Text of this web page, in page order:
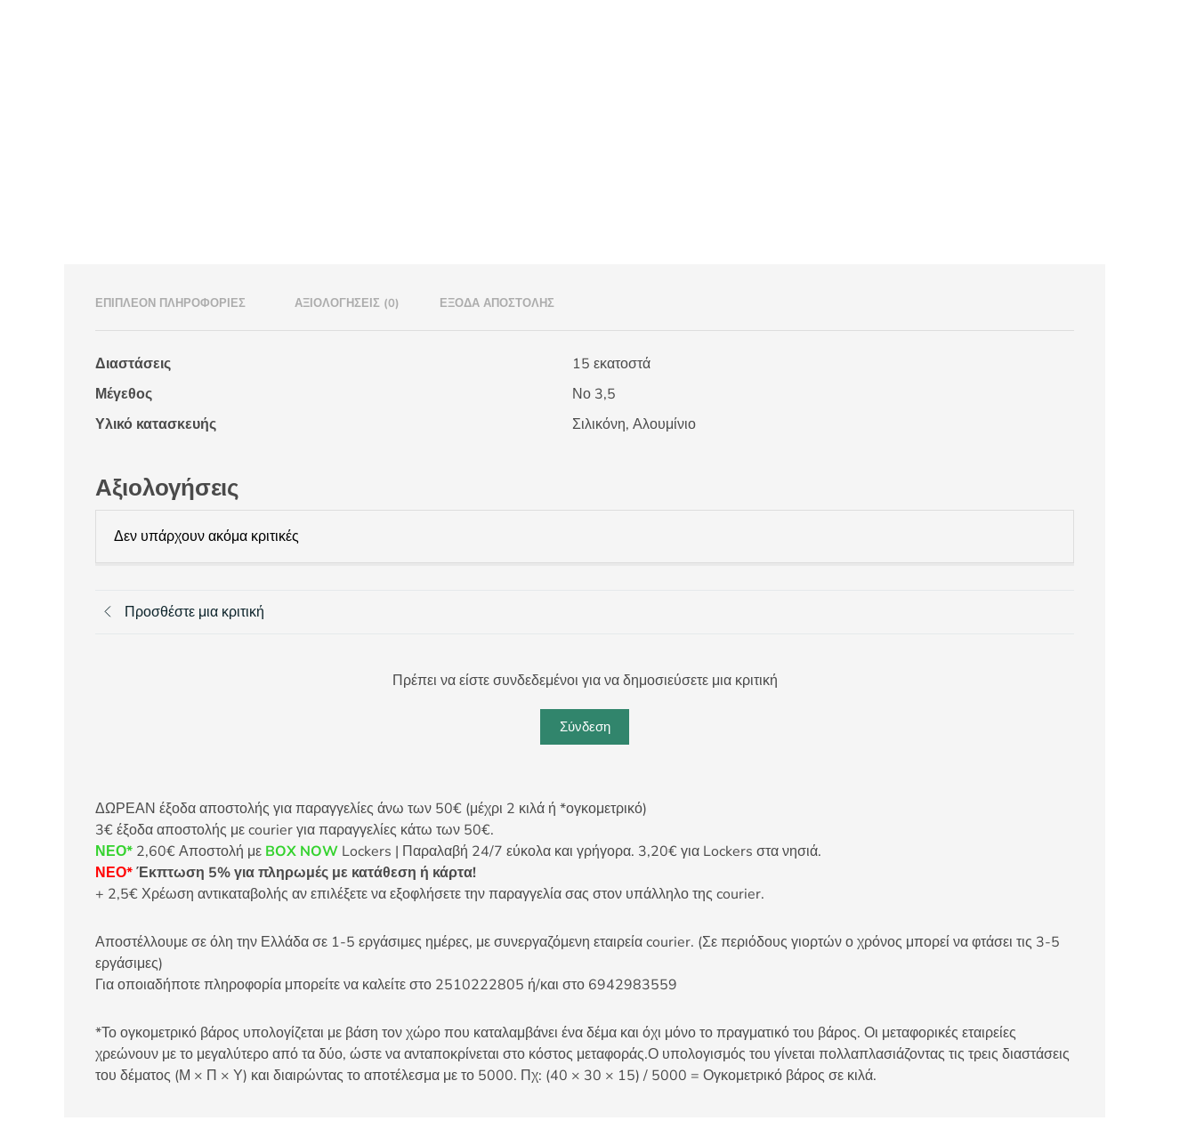
ΕΠΙΠΛΈΟΝ ΠΛΗΡΟΦΟΡΊΕΣ ΑΞΙΟΛΟΓΉΣΕΙΣ (0) ΈΞΟΔΑ ΑΠΟΣΤΟΛΉΣ
Διαστάσεις
15 εκατοστά
Μέγεθος
Νο 3,5
Υλικό κατασκευής
Σιλικόνη, Αλουμίνιο
Αξιολογήσεις
Δεν υπάρχουν ακόμα κριτικές
Προσθέστε μια κριτική
Πρέπει να είστε συνδεδεμένοι για να δημοσιεύσετε μια κριτική
Σύνδεση
ΔΩΡΕΑΝ έξοδα αποστολής για παραγγελίες άνω των 50€ (μέχρι 2 κιλά ή *ογκομετρικό)
3€ έξοδα αποστολής με courier για παραγγελίες κάτω των 50€.
ΝΕΟ* 2,60€ Αποστολή με BOX NOW Lockers | Παραλαβή 24/7 εύκολα και γρήγορα. 3,20€ για Lockers στα νησιά.
ΝΕΟ*Έκπτωση 5% για πληρωμές με κατάθεση ή κάρτα!
+ 2,5€ Χρέωση αντικαταβολής αν επιλέξετε να εξοφλήσετε την παραγγελία σας στον υπάλληλο της courier.
Αποστέλλουμε σε όλη την Ελλάδα σε 1-5 εργάσιμες ημέρες, με συνεργαζόμενη εταιρεία courier. (Σε περιόδους γιορτών ο χρόνος μπορεί να φτάσει τις 3-5
εργάσιμες)
Για οποιαδήποτε πληροφορία μπορείτε να καλείτε στο 2510222805 ή/και στο 6942983559
*Το ογκομετρικό βάρος υπολογίζεται με βάση τον χώρο που καταλαμβάνει ένα δέμα και όχι μόνο το πραγματικό του βάρος. Οι μεταφορικές εταιρείες
χρεώνουν με το μεγαλύτερο από τα δύο, ώστε να ανταποκρίνεται στο κόστος μεταφοράς.Ο υπολογισμός του γίνεται πολλαπλασιάζοντας τις τρεις διαστάσεις
του δέματος (Μ × Π × Υ) και διαιρώντας το αποτέλεσμα με το 5000. Πχ: (40 × 30 × 15) / 5000 = Ογκομετρικό βάρος σε κιλά.